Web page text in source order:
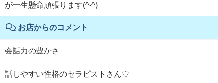
が一生懸命頑張ります(^-^)
お店からのコメント
会話力の豊かさ
話しやすい性格のセラピストさん♡